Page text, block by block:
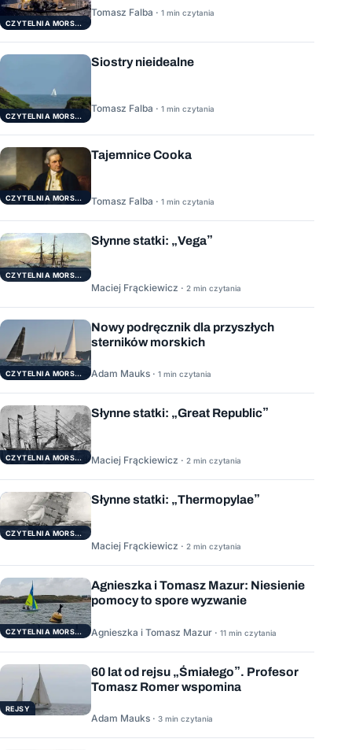
CZYTELNIA MORSKA
Tomasz Falba · 1 min czytania
CZYTELNIA MORSKA
Siostry nieidealne
Tomasz Falba · 1 min czytania
CZYTELNIA MORSKA
Tajemnice Cooka
Tomasz Falba · 1 min czytania
CZYTELNIA MORSKA
Słynne statki: „Vega”
Maciej Frąckiewicz · 2 min czytania
CZYTELNIA MORSKA
Nowy podręcznik dla przyszłych
sterników morskich
Adam Mauks · 1 min czytania
CZYTELNIA MORSKA
Słynne statki: „Great Republic”
Maciej Frąckiewicz · 2 min czytania
CZYTELNIA MORSKA
Słynne statki: „Thermopylae”
Maciej Frąckiewicz · 2 min czytania
CZYTELNIA MORSKA
Agnieszka i Tomasz Mazur: Niesienie
pomocy to spore wyzwanie
Agnieszka i Tomasz Mazur · 11 min czytania
REJSY
60 lat od rejsu „Śmiałego”. Profesor
Tomasz Romer wspomina
Adam Mauks · 3 min czytania